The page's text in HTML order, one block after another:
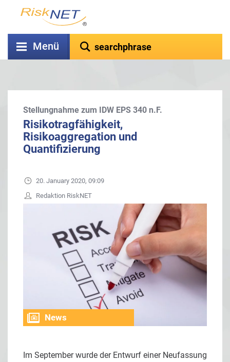
Menü
Stellungnahme zum IDW EPS 340 n.F.
Risikotragfähigkeit,
Risikoaggregation und
Quantifizierung
20. January 2020, 09:09
Redaktion RiskNET
News
Im September wurde der Entwurf einer Neufassung